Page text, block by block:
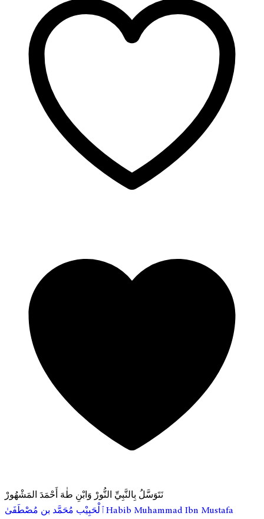
نَتَوَسَّلُ بِالنَّبِيِّ النُّورْ وَابْنِ طٰهَ أَحْمَدَ المَشْهُورْ
ٱلْحَبِيْب مُحَمَّد بن مُصْطَفَىٰHabib Muhammad Ibn Mustafa